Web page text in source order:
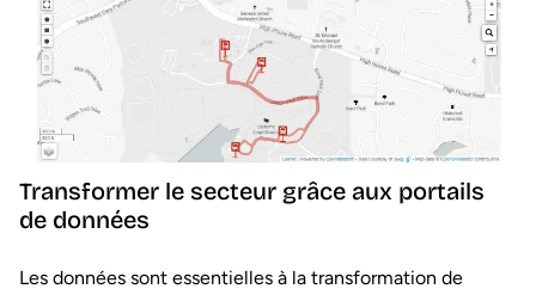
Transformer le secteur grâce aux portails
de données
Les données sont essentielles à la transformation de